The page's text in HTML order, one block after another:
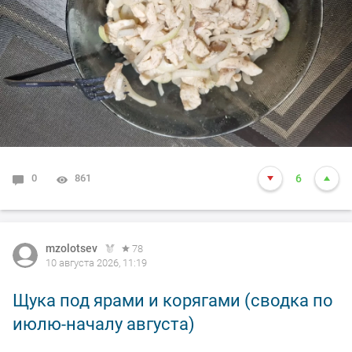
0 861 6
mzolotsev
78
10 августа 2026, 11:19
Щука под ярами и корягами (сводка по
июлю-началу августа)